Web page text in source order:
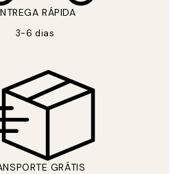
RÁPIDA
3-6 dias
GRÁTIS